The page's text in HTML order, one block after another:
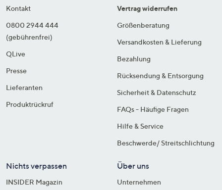
Kontakt
0800 2944 444
(gebührenfrei)
QLive
Presse
Lieferanten
Produktrückruf
Vertrag widerrufen
Größenberatung
Versandkosten & Lieferung
Bezahlung
Rücksendung & Entsorgung
Sicherheit & Datenschutz
FAQs - Häufige Fragen
Hilfe & Service
Beschwerde/ Streitschlichtung
Nichts verpassen
INSIDER Magazin
Über uns
Unternehmen